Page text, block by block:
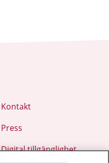
Kontakt
Press
Digital tillgänglighet